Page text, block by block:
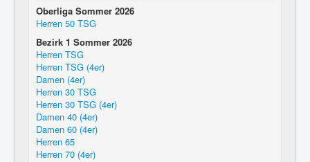
Oberliga Sommer 2026
Herren 50 TSG
Bezirk 1 Sommer 2026
Herren TSG
Herren TSG (4er)
Damen (4er)
Herren 30 TSG
Herren 30 TSG (4er)
Damen 40 (4er)
Damen 60 (4er)
Herren 65
Herren 70 (4er)